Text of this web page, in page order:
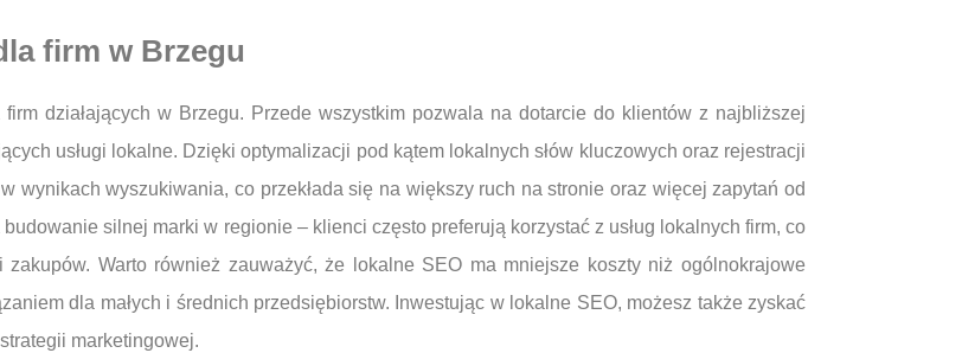
firm w Brzegu
działających w Brzegu. Przede wszystkim pozwala na dotarcie do klientów z najbliższej
usługi lokalne. Dzięki optymalizacji pod kątem lokalnych słów kluczowych oraz rejestracji
wynikach wyszukiwania, co przekłada się na większy ruch na stronie oraz więcej zapytań od
silnej marki w regionie – klienci często preferują korzystać z usług lokalnych firm, co
Warto również zauważyć, że lokalne SEO ma mniejsze koszty niż ogólnokrajowe
dla małych i średnich przedsiębiorstw. Inwestując w lokalne SEO, możesz także zyskać
marketingowej.